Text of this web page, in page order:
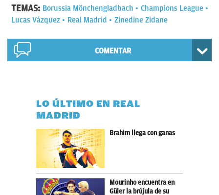
TEMAS: Borussia Mönchengladbach
Champions League
Lucas Vázquez
Real Madrid Zinedine Zidane
COMENTAR
LO ÚLTIMO EN REAL
MADRID
Brahim llega con ganas
Mourinho encuentra en
Güler la brújula de su